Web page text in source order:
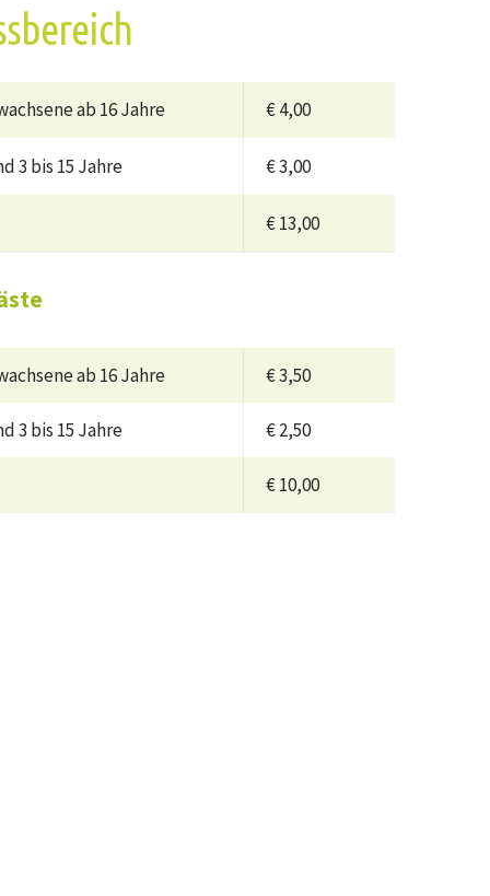
ab 16 Jahre € 4,00
3 bis 15 Jahre € 3,00
€ 13,00
ab 16 Jahre € 3,50
3 bis 15 Jahre € 2,50
€ 10,00